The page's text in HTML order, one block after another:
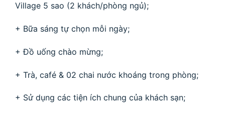
Village 5 sao (2 khách/phòng ngủ);
+ Bữa sáng tự chọn mỗi ngày;
+ Đồ uống chào mừng;
+ Trà, café & 02 chai nước khoáng trong phòng;
+ Sử dụng các tiện ích chung của khách sạn;